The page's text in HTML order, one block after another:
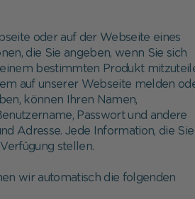
oder auf der Webseite eines
die Sie angeben, wenn Sie sich
bestimmten Produkt
auf unserer Webseite melden
können Ihren Namen,
Passwort und andere
Adresse. Jede Information, die Sie
stellen.
wir automatisch die folgenden